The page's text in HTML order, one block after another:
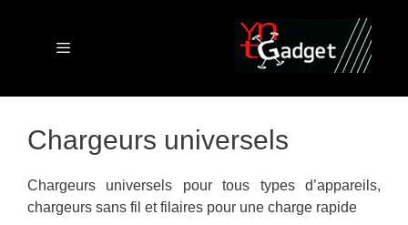
Menu
Chargeurs universels
Chargeurs universels pour tous types d’appareils,
chargeurs sans fil et filaires pour une charge rapide